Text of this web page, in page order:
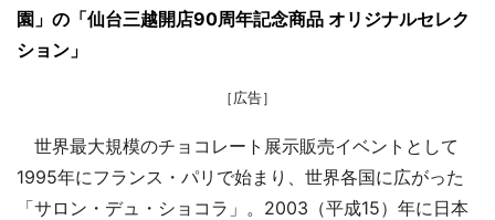
園」の「仙台三越開店90周年記念商品 オリジナルセレク
ション」
［広告］
世界最大規模のチョコレート展示販売イベントとして
1995年にフランス・パリで始まり、世界各国に広がった
「サロン・デュ・ショコラ」。2003（平成15）年に日本